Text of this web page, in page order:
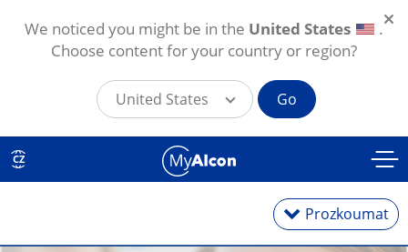
Přejít k hlavnímu obsahu
CZ
Prozkoumat
We noticed you might be in the United States
.
Choose content for your country or region?
United States Go